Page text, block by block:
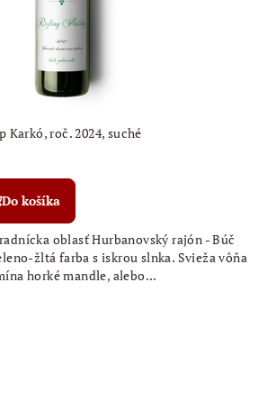
roč. 2024, suché
Do košíka
oblasť Hurbanovský rajón - Búč
žltá farba s iskrou slnka. Svieža vôňa
horké mandle, alebo...